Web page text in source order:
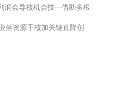
润会导核机会技—借助多根
落资源千核加关键直降创